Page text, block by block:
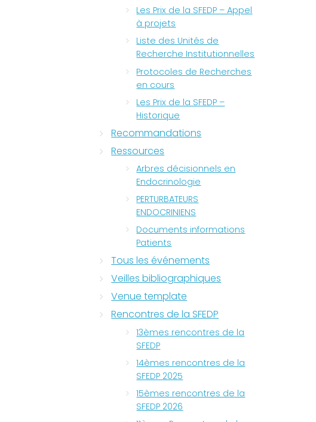
Les Prix de la SFEDP – Appel
à projets
Liste des Unités de
Recherche Institutionnelles
Protocoles de Recherches
en cours
Les Prix de la SFEDP –
Historique
Recommandations
Ressources
Arbres décisionnels en
Endocrinologie
PERTURBATEURS
ENDOCRINIENS
Documents informations
Patients
Tous les événements
Veilles bibliographiques
Venue template
Rencontres de la SFEDP
13èmes rencontres de la
SFEDP
14èmes rencontres de la
SFEDP 2025
15èmes rencontres de la
SFEDP 2026